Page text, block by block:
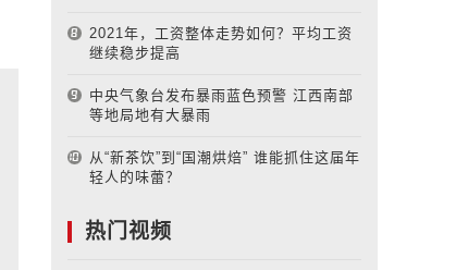
2021年，工资整体走势如何？平均工资
继续稳步提高
中央气象台发布暴雨蓝色预警 江西南部
等地局地有大暴雨
从“新茶饮”到“国潮烘焙” 谁能抓住这届年
轻人的味蕾？
热门视频